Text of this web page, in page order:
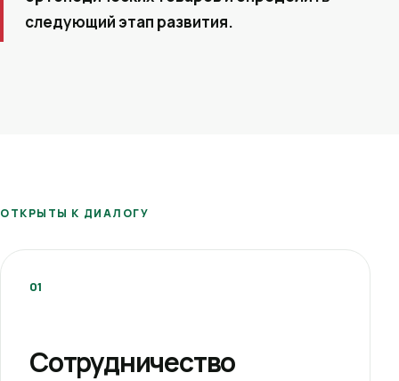
следующий этап развития.
ОТКРЫТЫ К ДИАЛОГУ
01
Сотрудничество